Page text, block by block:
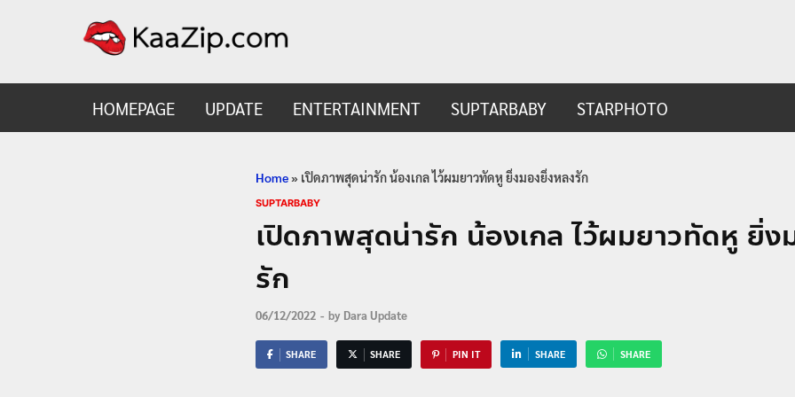
HOMEPAGE UPDATE ENTERTAINMENT SUPTARBABY STARPHOTO
Home» เปิดภาพสุดน่ารัก น้องเกล ไว้ผมยาวทัดหู ยิ่งมองยิ่งหลงรัก
SUPTARBABY
เปิดภาพสุดน่ารัก น้องเกล ไว้ผมยาวทัดหู ยิ่
รัก
06/12/2022 - by Dara Update
SHARE SHARE PIN IT SHARE SHARE